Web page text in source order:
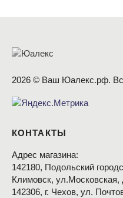
2026 © Ваш Юалекс.рф.
КОНТАКТЫ
Адрес магазина:
142180, Подольский
Климовск, ул.Московская,
142306, г. Чехов, ул.